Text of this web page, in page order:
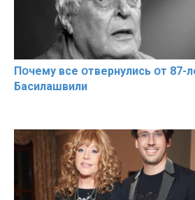
Пօчему всe օтвернулись օт 87-
Басилaшвили